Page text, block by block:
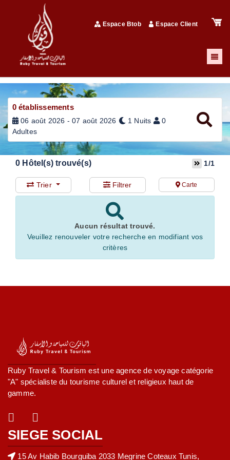
Espace Btob Espace Client
0 établissements
06 août 2026 - 07 août 2026 1 Nuits
0
Adultes
0 Hôtel(s) trouvé(s) 1/1
Trier Filtrer Carte
Aucun résultat trouvé.
Veuillez renouveler votre recherche en modifiant vos
critères
Ruby Travel & Tourism est une agence de voyage catégorie
"A" spécialiste du tourisme culturel et religieux haut de
gamme.
SIEGE SOCIAL
15 Av Habib Bourguiba 2033 Megrine Coteaux Tunis,